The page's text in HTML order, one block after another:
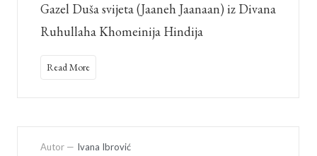
Gazel Duša svijeta (Jaaneh Jaanaan) iz Divana
Ruhullaha Khomeinija Hindija
Read More
Autor — Ivana Ibrović